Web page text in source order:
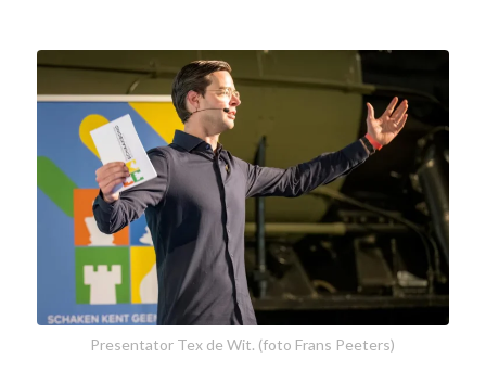
Presentator Tex de Wit. (foto Frans Peeters)